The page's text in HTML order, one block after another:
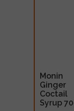
Monin
Ginger
Coctail
Syrup